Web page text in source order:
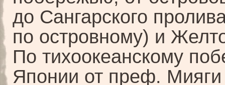
до Сангарского
по островному) и
По тихоокеанскому
Японии от преф. Мияги